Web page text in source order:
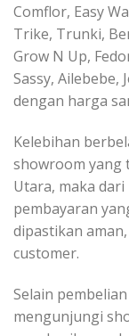
Comflor, Easy
Trike, Trunki,
Grow N Up,
Sassy, Ailebebe,
dengan harga
Kelebihan
showroom yang
Utara, maka
pembayaran
dipastikan
customer.
Selain
mengunjungi